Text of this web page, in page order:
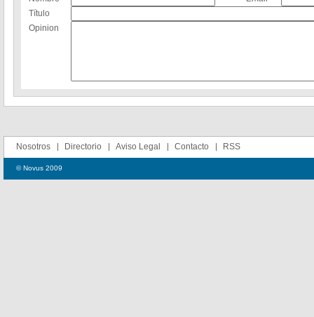
Título
Opinion
Nosotros Directorio Aviso Legal Contacto RSS
© Novus 2009